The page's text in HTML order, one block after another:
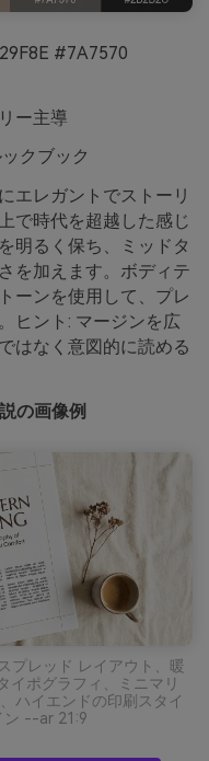
#7A7570
ー主導
クブック
エレガントでストーリ
で時代を超越した感じ
明るく保ち、ミッドタ
を加えます。ボディテ
ーンを使用して、プレ
ヒント: マージンを広
はなく意図的に読める
の画像例
プレッド レイアウト、暖
イポグラフィ、ミニマリ
ハイエンドの印刷スタイ
ン --ar 21:9